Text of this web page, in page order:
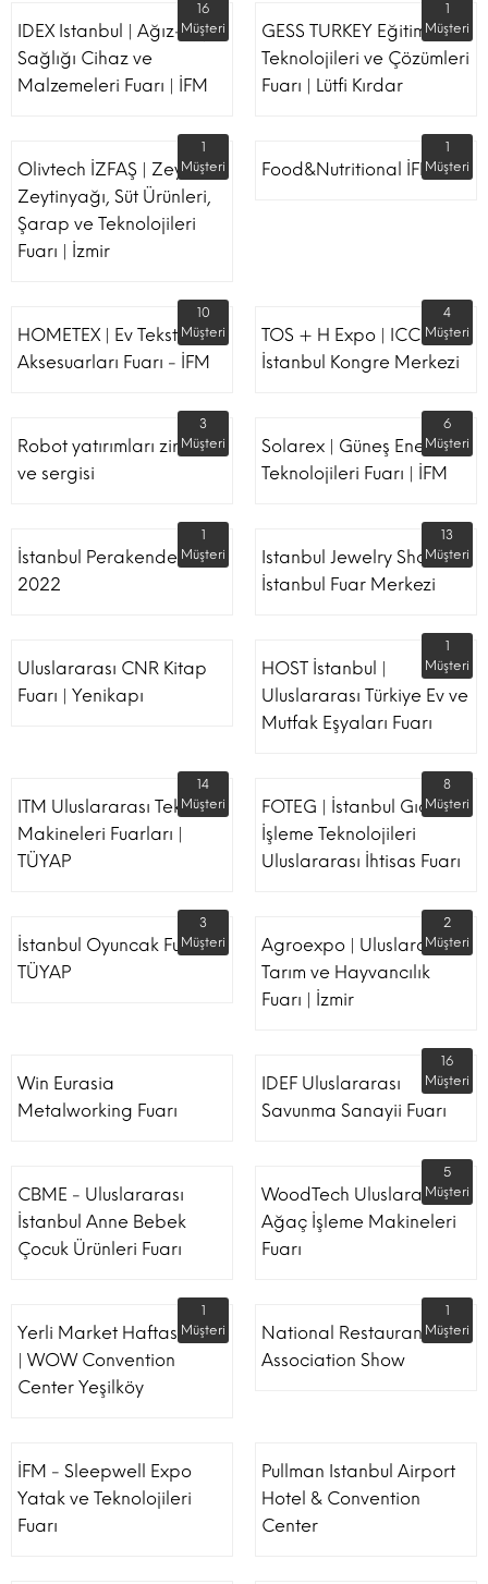
IDEX Istanbul | Ağız-Diş
Sağlığı Cihaz ve
Malzemeleri Fuarı | İFM
16
Müşteri
GESS TURKEY Eğitim
Teknolojileri ve Çözümleri
Fuarı | Lütfi Kırdar
1
Müşteri
Olivtech İZFAŞ | Zeytin,
Zeytinyağı, Süt Ürünleri,
Şarap ve Teknolojileri
Fuarı | İzmir
1
Müşteri
Food&Nutritional İFM
1
Müşteri
HOMETEX | Ev Tekstili Ve
Aksesuarları Fuarı - İFM
10
Müşteri
TOS + H Expo | ICC -
İstanbul Kongre Merkezi
4
Müşteri
Robot yatırımları zirvesi
ve sergisi
3
Müşteri
Solarex | Güneş Enerjisi &
Teknolojileri Fuarı | İFM
6
Müşteri
İstanbul Perakende Fuarı
2022
1
Müşteri
Istanbul Jewelry Show |
İstanbul Fuar Merkezi
13
Müşteri
Uluslararası CNR Kitap
Fuarı | Yenikapı
HOST İstanbul |
Uluslararası Türkiye Ev ve
Mutfak Eşyaları Fuarı
1
Müşteri
ITM Uluslararası Tekstil
Makineleri Fuarları |
TÜYAP
14
Müşteri
FOTEG | İstanbul Gıda
İşleme Teknolojileri
Uluslararası İhtisas Fuarı
8
Müşteri
İstanbul Oyuncak Fuarı -
TÜYAP
3
Müşteri
Agroexpo | Uluslararası
Tarım ve Hayvancılık
Fuarı | İzmir
2
Müşteri
Win Eurasia
Metalworking Fuarı
IDEF Uluslararası
Savunma Sanayii Fuarı
16
Müşteri
CBME - Uluslararası
İstanbul Anne Bebek
Çocuk Ürünleri Fuarı
WoodTech Uluslararası
Ağaç İşleme Makineleri
Fuarı
5
Müşteri
Yerli Market Haftası Fuarı
| WOW Convention
Center Yeşilköy
1
Müşteri
National Restaurant
Association Show
1
Müşteri
İFM - Sleepwell Expo
Yatak ve Teknolojileri
Fuarı
Pullman Istanbul Airport
Hotel & Convention
Center